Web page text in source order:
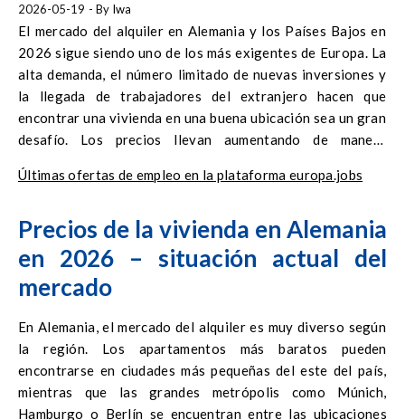
2026-05-19 - By Iwa
El mercado del alquiler en Alemania y los Países Bajos en
2026 sigue siendo uno de los más exigentes de Europa. La
alta demanda, el número limitado de nuevas inversiones y
la llegada de trabajadores del extranjero hacen que
encontrar una vivienda en una buena ubicación sea un gran
desafío. Los precios llevan aumentando de manera
ciudades pueden ser realmente significativas.
Últimas ofertas de empleo en la plataforma europa.jobs
Precios de la vivienda en Alemania
en 2026 – situación actual del
mercado
En Alemania, el mercado del alquiler es muy diverso según
la región. Los apartamentos más baratos pueden
encontrarse en ciudades más pequeñas del este del país,
mientras que las grandes metrópolis como Múnich,
Hamburgo o Berlín se encuentran entre las ubicaciones